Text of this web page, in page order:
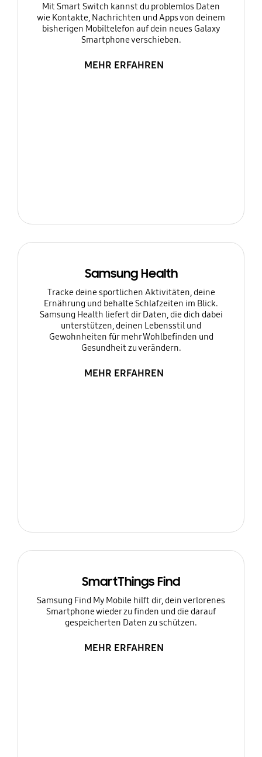
Mit Smart Switch kannst du problemlos Daten
wie Kontakte, Nachrichten und Apps von deinem
bisherigen Mobiltelefon auf dein neues Galaxy
Smartphone verschieben.
MEHR ERFAHREN
Samsung Health
Tracke deine sportlichen Aktivitäten, deine
Ernährung und behalte Schlafzeiten im Blick.
Samsung Health liefert dir Daten, die dich dabei
unterstützen, deinen Lebensstil und
Gewohnheiten für mehr Wohlbefinden und
Gesundheit zu verändern.
MEHR ERFAHREN
SmartThings Find
Samsung Find My Mobile hilft dir, dein verlorenes
Smartphone wieder zu finden und die darauf
gespeicherten Daten zu schützen.
MEHR ERFAHREN